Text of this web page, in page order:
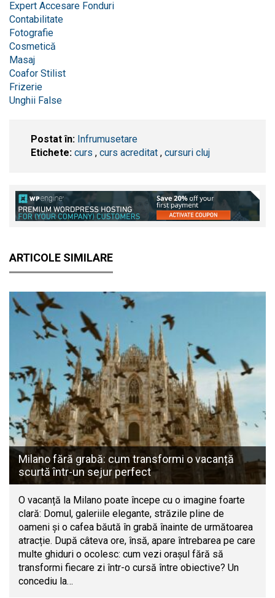
Expert Accesare Fonduri
Contabilitate
Fotografie
Cosmetică
Masaj
Coafor Stilist
Frizerie
Unghii False
Postat în: Infrumusetare
Etichete: curs , curs acreditat , cursuri cluj
ARTICOLE SIMILARE
Milano fără grabă: cum transformi o vacanță
scurtă într-un sejur perfect
O vacanță la Milano poate începe cu o imagine foarte
clară: Domul, galeriile elegante, străzile pline de
oameni și o cafea băută în grabă înainte de următoarea
atracție. După câteva ore, însă, apare întrebarea pe care
multe ghiduri o ocolesc: cum vezi orașul fără să
transformi fiecare zi într-o cursă între obiective? Un
concediu la…